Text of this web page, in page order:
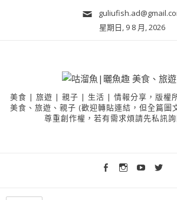
星期日, 9 8 月, 2026
美食 | 旅遊 | 親子 | 生活 | 情報分享，版權
美食、旅遊、親子 (歡迎轉貼連結，但全篇圖
尊重創作權，若有需求煩請先私訊